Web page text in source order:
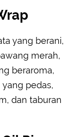
yang berani,
merah,
beraroma,
pedas,
dan taburan